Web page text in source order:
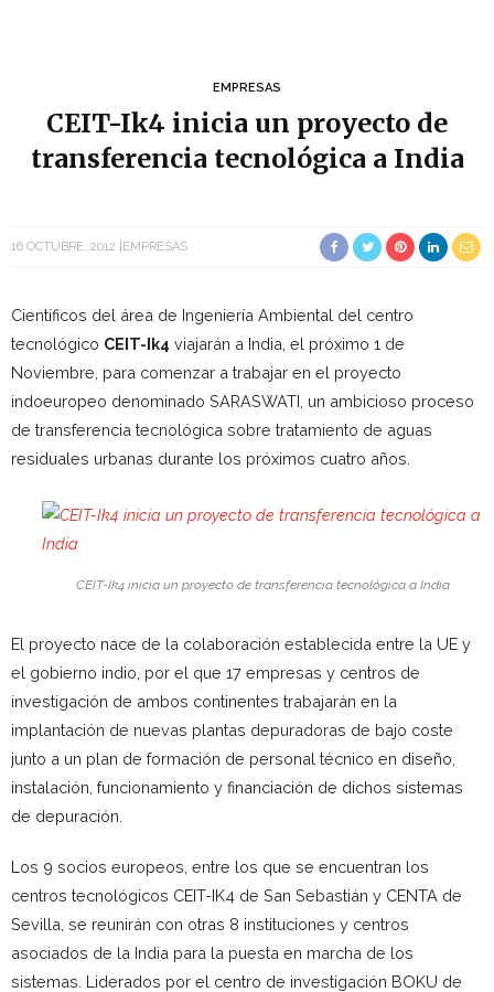
EMPRESAS
CEIT-Ik4 inicia un proyecto de
transferencia tecnológica a India
16 OCTUBRE, 2012 EMPRESAS
Científicos del área de Ingeniería Ambiental del centro
tecnológico CEIT-Ik4 viajarán a India, el próximo 1 de
Noviembre, para comenzar a trabajar en el proyecto
indoeuropeo denominado SARASWATI, un ambicioso proceso
de transferencia tecnológica sobre tratamiento de aguas
residuales urbanas durante los próximos cuatro años.
CEIT-Ik4 inicia un proyecto de transferencia tecnológica a India
El proyecto nace de la colaboración establecida entre la UE y
el gobierno indio, por el que 17 empresas y centros de
investigación de ambos continentes trabajarán en la
implantación de nuevas plantas depuradoras de bajo coste
junto a un plan de formación de personal técnico en diseño,
instalación, funcionamiento y financiación de dichos sistemas
de depuración.
Los 9 socios europeos, entre los que se encuentran los
centros tecnológicos CEIT-IK4 de San Sebastián y CENTA de
Sevilla, se reunirán con otras 8 instituciones y centros
asociados de la India para la puesta en marcha de los
sistemas. Liderados por el centro de investigación BOKU de